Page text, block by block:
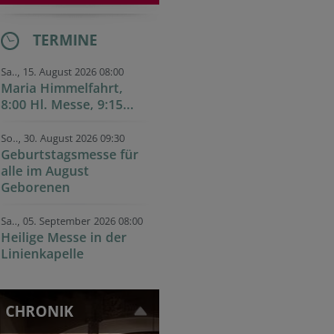
TERMINE
Sa.., 15. August 2026 08:00
Maria Himmelfahrt,
8:00 Hl. Messe, 9:15...
So.., 30. August 2026 09:30
Geburtstagsmesse für
alle im August
Geborenen
Sa.., 05. September 2026 08:00
Heilige Messe in der
Linienkapelle
CHRONIK